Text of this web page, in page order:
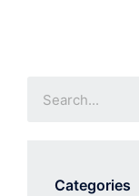
Categories